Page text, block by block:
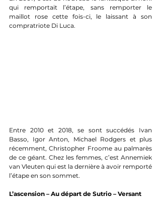
qui remportait l’étape, sans remporter le
maillot rose cette fois-ci, le laissant à son
compratriote Di Luca.
Entre 2010 et 2018, se sont succédés Ivan
Basso, Igor Anton, Michael Rodgers et plus
récemment, Christopher Froome au palmarès
de ce géant. Chez les femmes, c’est Annemiek
van Vleuten qui est la dernière à avoir remporté
l’étape en son sommet.
L’ascension – Au départ de Sutrio – Versant